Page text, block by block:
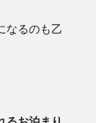
なるのも乙